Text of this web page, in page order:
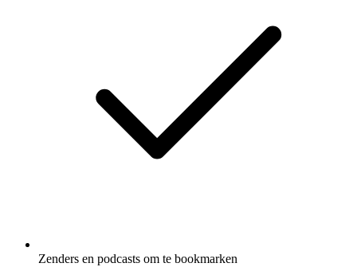
Zenders en podcasts om te bookmarken